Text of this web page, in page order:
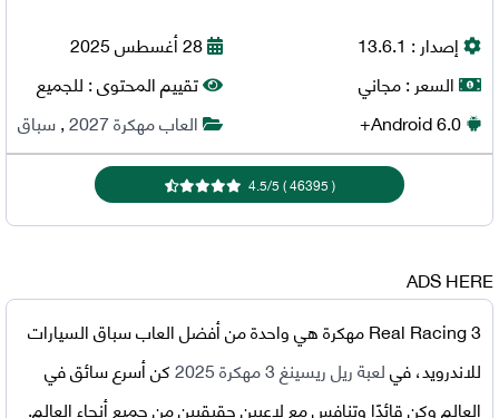
إصدار : 13.6.1
السعر :مجاني
Android6.0+
28 أغسطس 2025
تقييم المحتوى :للجميع
العاب مهكرة 2027
,سباق
(
46395
)
4.5/5
ADS HERE
Real Racing 3 مهكرة
هي واحدة من أفضل العاب سباق السيارات
للاندرويد، فيلعبة ريل ريسينغ 3 مهكرة 2025
كن أسرع سائق في
العالم وكن قائدًا وتنافس مع لاعبين حقيقيين من جميع أنحاء العالم.